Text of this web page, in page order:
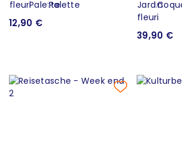
12,90 €
39,90 €